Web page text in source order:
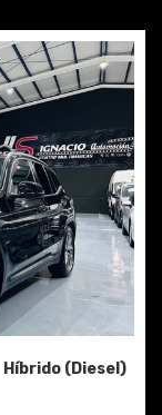
Híbrido (Diesel)